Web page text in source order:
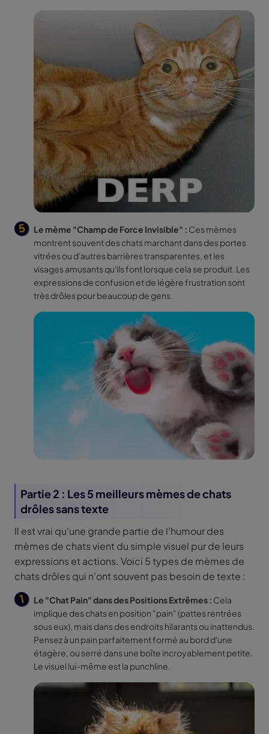
Le mème "Champ de Force Invisible" : Ces mèmes
montrent souvent des chats marchant dans des portes
vitrées ou d'autres barrières transparentes, et les
visages amusants qu'ils font lorsque cela se produit. Les
expressions de confusion et de légère frustration sont
très drôles pour beaucoup de gens.
Partie 2 : Les 5 meilleurs mèmes de chats
drôles sans texte
Il est vrai qu'une grande partie de l'humour des
mèmes de chats vient du simple visuel pur de leurs
expressions et actions. Voici 5 types de mèmes de
chats drôles qui n'ont souvent pas besoin de texte :
Le "Chat Pain" dans des Positions Extrêmes : Cela
implique des chats en position "pain" (pattes rentrées
sous eux), mais dans des endroits hilarants ou inattendus.
Pensez à un pain parfaitement formé au bord d'une
étagère, ou serré dans une boîte incroyablement petite.
Le visuel lui-même est la punchline.